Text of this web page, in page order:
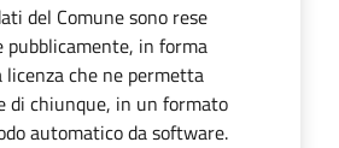
del Comune sono rese
pubblicamente, in forma
che ne permetta
di chiunque, in un formato
automatico da software.